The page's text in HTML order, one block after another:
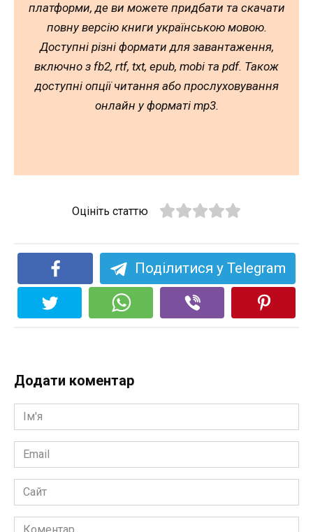
платформи, де ви можете придбати та скачати
повну версію книги українською мовою.
Доступні різні формати для завантаження,
включно з fb2, rtf, txt, epub, mobi та pdf. Також
доступні опції читання або прослуховування
онлайн у форматі mp3.
Оцініть статтю
Поділитися у Telegram
Додати коментар
Ім'я
*
Email
*
Сайт
Коментар